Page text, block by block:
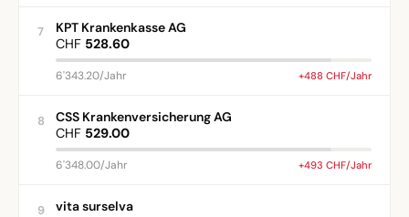
7
KPT Krankenkasse AG
CHF 528.60
6'343.20/Jahr +488 CHF/Jahr
8
CSS Krankenversicherung AG
CHF 529.00
6'348.00/Jahr +493 CHF/Jahr
9
vita surselva